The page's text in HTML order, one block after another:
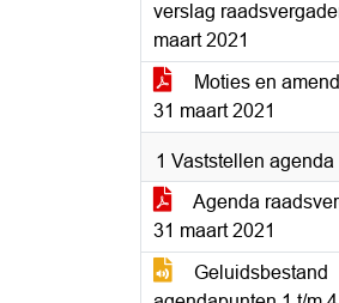
verslag
maart 2021
Moties en
31 maart 2021
1 Vaststellen agenda
Agenda
31 maart 2021
Geluidsbestand